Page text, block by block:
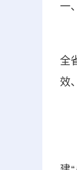
一
全
效